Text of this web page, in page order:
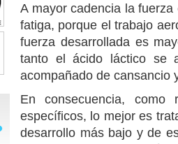
A mayor cadencia la
fatiga, porque el trabajo
fuerza desarrollada es
tanto el ácido láctico se
acompañado de cansancio
En consecuencia, como
específicos, lo mejor es
desarrollo más bajo y de